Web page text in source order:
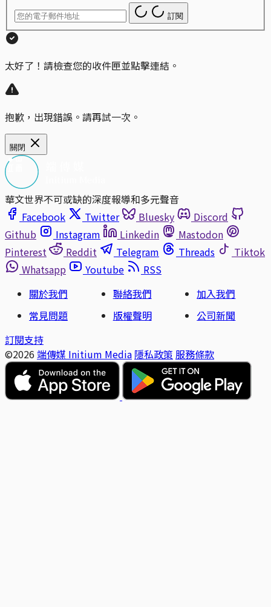
訂閱
太好了！請檢查您的收件匣並點擊連結。
抱歉，出現錯誤。請再試一次。
關閉
華文世界不可或缺的深度報導和多元聲音
Facebook
Twitter Bluesky
Discord
Github
Instagram Linkedin
Mastodon
Pinterest
Reddit Telegram Threads
Tiktok
Whatsapp
Youtube
RSS
關於我們
聯絡我們
加入我們
常見問題
版權聲明
公司新聞
訂閱支持
©2026 端傳媒 Initium Media 隱私政策 服務條款